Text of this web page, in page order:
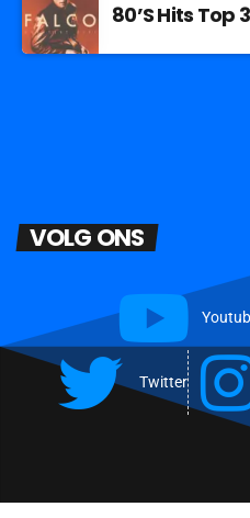
80’S Hits
VOLG ONS
Twitter